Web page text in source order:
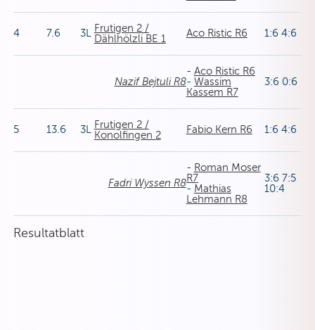
4 7.6 3LFrutigen 2 /
Dählhölzli BE 1
Aco Ristic R6 1:6 4:6
Nazif Bejtuli R8
- Aco Ristic R6
- Wassim
Kassem R7
3:6 0:6
5 13.6 3LFrutigen 2 /
Konolfingen 2
Fabio Kern R6 1:6 4:6
Fadri Wyssen R8
- Roman Moser
R7
- Mathias
Lehmann R8
3:6 7:5
10:4
Resultatblatt